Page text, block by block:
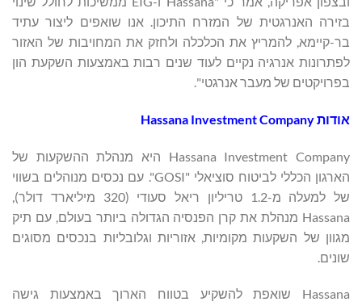
בזירה האנרגטית של המזרח התיכון. אנו שואפים ליצור עתיד
בר-קיימא, להמריץ את הכלכלה ולחזק את המחויבות של האזור
לפתרונות אנרגיה נקיים לעוד שנים רבות באמצעות השקעת הון
בפרויקטים של מעבר אנרגטי".
אודות Hassana Investment Company
Hassana Investment Company היא מנהלת ההשקעות של
הארגון הכללי לביטוח סוציאלי "GOSI". עם נכסים מנוהלים בשווי
של למעלה מ-1.2 טריליון ריאל סעודי (320 מיליארד דולר),
Hassana מנהלת את קרן הפנסיה הגדולה ביותר בעולם, עם תיק
מגוון של השקעות מקומיות, אזוריות וגלובליות בנכסים מסוגים
שונים.
Hassana שואפת להשקיע בטווח הארוך באמצעות גישה